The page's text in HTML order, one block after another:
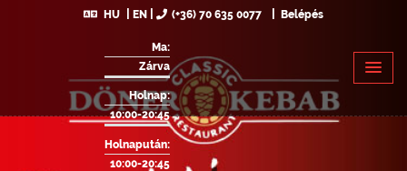
HU EN (+36) 70 635 0077 Belépés
Ma:
Zárva
Holnap:
10:00-20:45
Holnapután:
10:00-20:45